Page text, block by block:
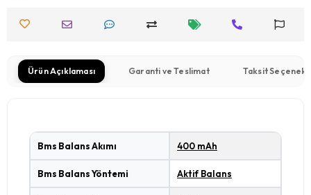
Ürün Açıklaması Garanti ve Teslimat Taksit
Bms Balans Akımı 400 mAh
Bms Balans Yöntemi Aktif Balans